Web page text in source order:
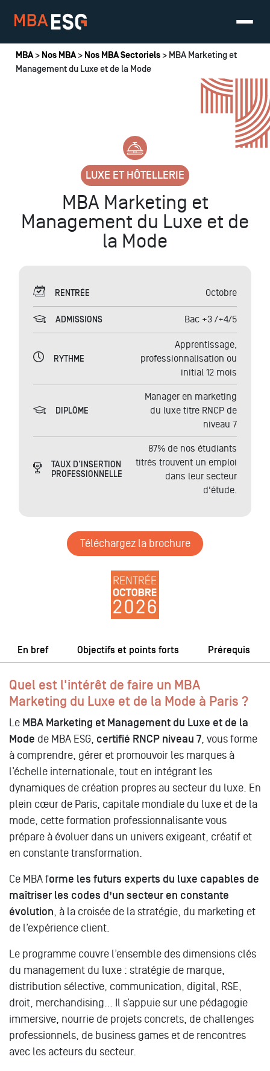
Vous êtes ici
MBA> Nos MBA> Nos MBA Sectoriels > MBA Marketing et
Management du Luxe et de la Mode
LUXE ET HÔTELLERIE
MBA Marketing et
Management du Luxe et de
la Mode
RENTRÉE Octobre
ADMISSIONS Bac +3 /+4/5
RYTHME
Apprentissage,
professionnalisation ou
initial 12 mois
DIPLÔME
Manager en marketing
du luxe titre RNCP de
niveau 7
TAUX D'INSERTION
PROFESSIONNELLE
87% de nos étudiants
titrés trouvent un emploi
dans leur secteur
d'étude.
Téléchargez la brochure
En bref Objectifs et points forts Prérequis
Quel est l'intérêt de faire un MBA
Marketing du Luxe et de la Mode à Paris ?
Le MBA Marketing et Management du Luxe et de la
Mode de MBA ESG, certifié RNCP niveau 7, vous forme
à comprendre, gérer et promouvoir les marques à
l’échelle internationale, tout en intégrant les
dynamiques de création propres au secteur du luxe. En
plein cœur de Paris, capitale mondiale du luxe et de la
mode, cette formation professionnalisante vous
prépare à évoluer dans un univers exigeant, créatif et
en constante transformation.
Ce MBA forme les futurs experts du luxe capables de
maîtriser les codes d’un secteur en constante
évolution, à la croisée de la stratégie, du marketing et
de l’expérience client.
Le programme couvre l’ensemble des dimensions clés
du management du luxe : stratégie de marque,
distribution sélective, communication, digital, RSE,
droit, merchandising… Il s’appuie sur une pédagogie
immersive, nourrie de projets concrets, de challenges
professionnels, de business games et de rencontres
avec les acteurs du secteur.